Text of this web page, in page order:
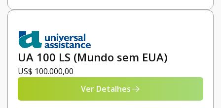
UA 100 LS (Mundo sem EUA)
US$ 100.000,00
Ver Detalhes